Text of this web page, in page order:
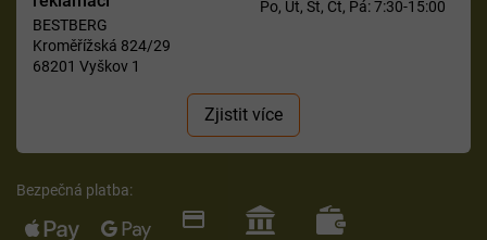
BESTBERG
Kroměřížská 824/29
68201 Vyškov 1
Po, Út, St, Čt, Pá: 7:30-15:00
Zjistit více
Bezpečná platba: